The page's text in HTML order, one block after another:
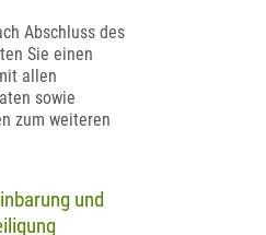
Abschluss des
Sie einen
allen
sowie
zum weiteren
und